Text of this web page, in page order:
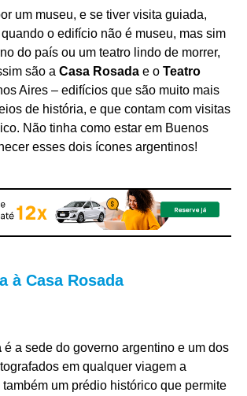
um museu, e se tiver visita guiada,
o edifício não é museu, mas sim
do país ou um teatro lindo de morrer,
são a Casa Rosada e o Teatro
Aires – edifícios que são muito mais
de história, e que contam com visitas
Não tinha como estar em Buenos
esses dois ícones argentinos!
à Casa Rosada
é a sede do governo argentino e um dos
em qualquer viagem a
também um prédio histórico que permite